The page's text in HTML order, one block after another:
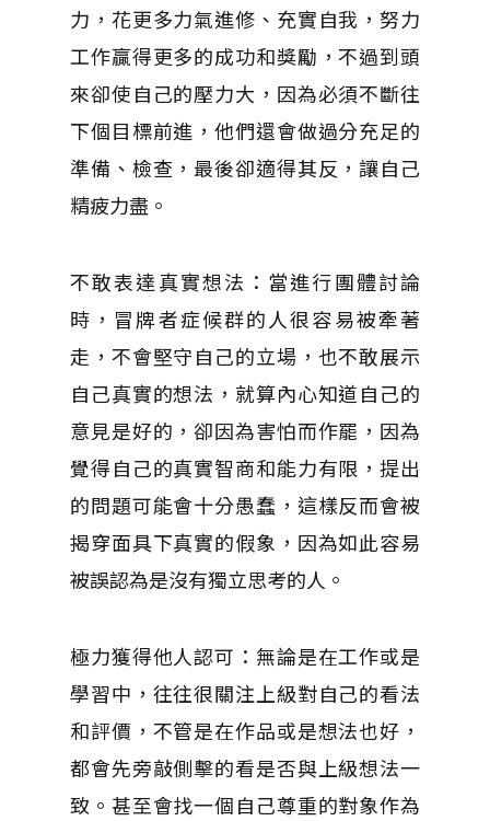
力，花更多力氣進修、充實自我，努力
工作贏得更多的成功和獎勵，不過到頭
來卻使自己的壓力大，因為必須不斷往
下個目標前進，他們還會做過分充足的
準備、檢查，最後卻適得其反，讓自己
精疲力盡。
不敢表達真實想法：當進行團體討論
時，冒牌者症候群的人很容易被牽著
走，不會堅守自己的立場，也不敢展示
自己真實的想法，就算內心知道自己的
意見是好的，卻因為害怕而作罷，因為
覺得自己的真實智商和能力有限，提出
的問題可能會十分愚蠢，這樣反而會被
揭穿面具下真實的假象，因為如此容易
被誤認為是沒有獨立思考的人。
極力獲得他人認可：無論是在工作或是
學習中，往往很關注上級對自己的看法
和評價，不管是在作品或是想法也好，
都會先旁敲側擊的看是否與上級想法一
致。甚至會找一個自己尊重的對象作為